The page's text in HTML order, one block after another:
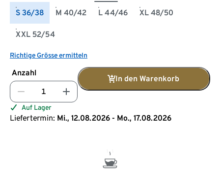
S 36/38 M 40/42 L 44/46 XL 48/50
XXL 52/54
Richtige Grösse ermitteln
Anzahl
In den Warenkorb
Auf Lager
Liefertermin: Mi., 12.08.2026 - Mo., 17.08.2026